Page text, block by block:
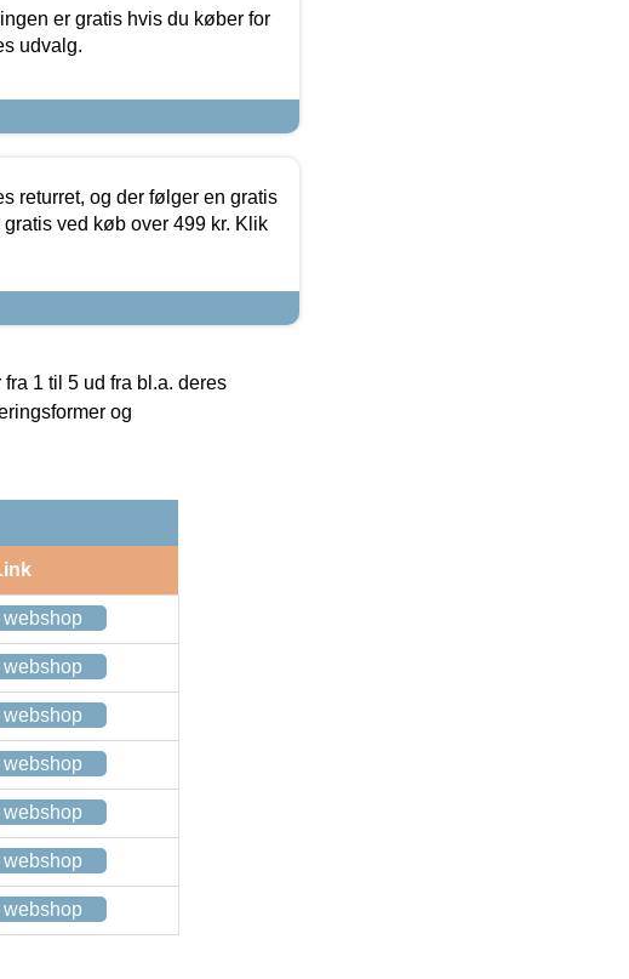
er gratis hvis du køber for
udvalg.
returret, og der følger en gratis
ved køb over 499 kr. Klik
1 til 5 ud fra bl.a. deres
og
webshop
webshop
webshop
webshop
webshop
webshop
webshop